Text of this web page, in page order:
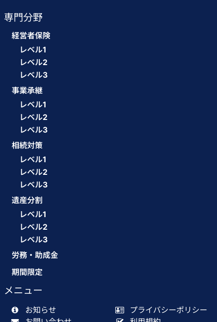
専門分野
経営者保険
レベル1
レベル2
レベル3
事業承継
レベル1
レベル2
レベル3
相続対策
レベル1
レベル2
レベル3
遺産分割
レベル1
レベル2
レベル3
労務・助成金
期間限定
メニュー
お知らせ
プライバシーポリシー